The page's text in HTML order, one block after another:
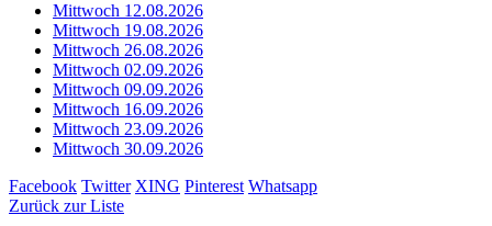
Mittwoch 12.08.2026
Mittwoch 19.08.2026
Mittwoch 26.08.2026
Mittwoch 02.09.2026
Mittwoch 09.09.2026
Mittwoch 16.09.2026
Mittwoch 23.09.2026
Mittwoch 30.09.2026
Facebook Twitter XING Pinterest Whatsapp
Zurück zur Liste